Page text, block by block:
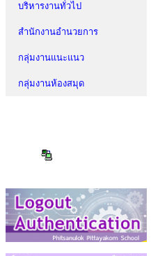
บริหารงานทั่วไป
สำนักงานอำนวยการ
กลุ่มงานแนะแนว
กลุ่มงานห้องสมุด
Online : 2 คน